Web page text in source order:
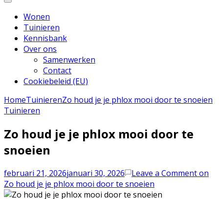
Huizen en Tuinen
Inspiratie voor wonen en tuinieren
Wonen
Tuinieren
Kennisbank
Over ons
Samenwerken
Contact
Cookiebeleid (EU)
HomeTuinierenZo houd je je phlox mooi door te snoeien
Tuinieren
Zo houd je je phlox mooi door te
snoeien
februari 21, 2026januari 30, 2026 Leave a Commenton
Zo houd je je phlox mooi door te snoeien